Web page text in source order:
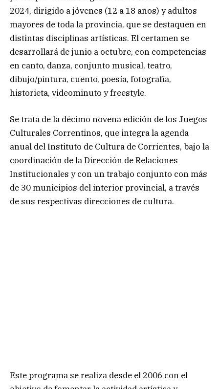
2024, dirigido a jóvenes (12 a 18 años) y adultos
mayores de toda la provincia, que se destaquen en
distintas disciplinas artísticas. El certamen se
desarrollará de junio a octubre, con competencias
en canto, danza, conjunto musical, teatro,
dibujo/pintura, cuento, poesía, fotografía,
historieta, videominuto y freestyle.
Se trata de la décimo novena edición de los Juegos
Culturales Correntinos, que integra la agenda
anual del Instituto de Cultura de Corrientes, bajo la
coordinación de la Dirección de Relaciones
Institucionales y con un trabajo conjunto con más
de 30 municipios del interior provincial, a través
de sus respectivas direcciones de cultura.
Este programa se realiza desde el 2006 con el